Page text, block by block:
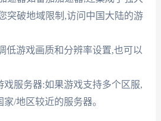
突破地域限制,访问中国大陆的游
低游戏画质和分辨率设置,也可以
戏服务器:如果游戏支持多个区服,
/地区较近的服务器。